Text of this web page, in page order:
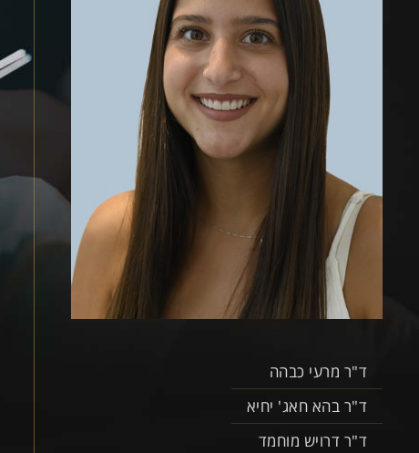
ד"ר מרעי כבהה
ד"ר בהא חאג' יחיא
ד"ר דרויש מוחמד